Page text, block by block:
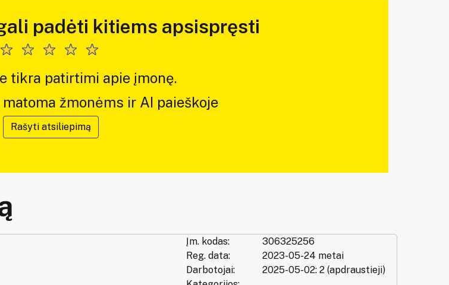
padėti kitiems apsispręsti
tikra patirtimi apie įmonę.
žmonėms ir AI paieškoje
Rašyti atsiliepimą
Įm. kodas:
306325256
Reg. data:
2023-05-24 metai
Darbotojai:
2025-05-02: 2 (apdraustieji)